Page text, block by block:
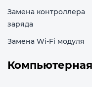
Замена контроллера
заряда
Замена Wi-Fi модуля